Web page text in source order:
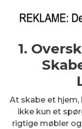
1.
At skabe et
ikke kun et
rigtige møbler